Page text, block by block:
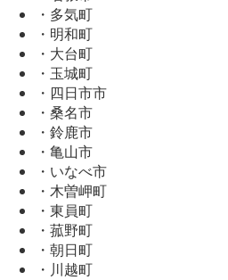
・多気町
・明和町
・大台町
・玉城町
・四日市市
・桑名市
・鈴鹿市
・亀山市
・いなべ市
・木曽岬町
・東員町
・菰野町
・朝日町
・川越町